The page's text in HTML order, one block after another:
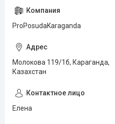
ProPosudaKaraganda
Молокова 119/1б, Караганда,
Казахстан
Елена